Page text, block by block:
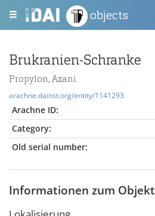
objects
Brukranien-Schranke
Propylon, Äzani
arachne.dainst.org/entity/1141293
Arachne ID:
Category:
Old serial number:
Informationen zum Objekt